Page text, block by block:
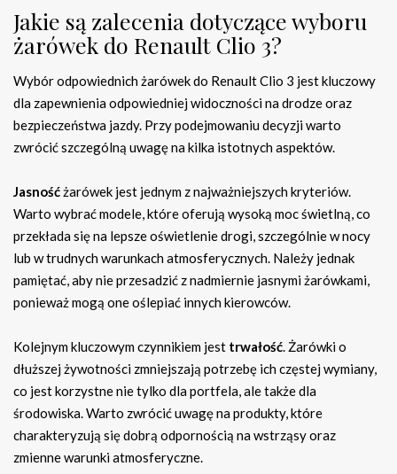
Jakie są zalecenia dotyczące wyboru
żarówek do Renault Clio 3?
Wybór odpowiednich żarówek do Renault Clio 3 jest kluczowy
dla zapewnienia odpowiedniej widoczności na drodze oraz
bezpieczeństwa jazdy. Przy podejmowaniu decyzji warto
zwrócić szczególną uwagę na kilka istotnych aspektów.
Jasnośćżarówek jest jednym z najważniejszych kryteriów.
Warto wybrać modele, które oferują wysoką moc świetlną, co
przekłada się na lepsze oświetlenie drogi, szczególnie w nocy
lub w trudnych warunkach atmosferycznych. Należy jednak
pamiętać, aby nie przesadzić z nadmiernie jasnymi żarówkami,
ponieważ mogą one oślepiać innych kierowców.
Kolejnym kluczowym czynnikiem jest trwałość. Żarówki o
dłuższej żywotności zmniejszają potrzebę ich częstej wymiany,
co jest korzystne nie tylko dla portfela, ale także dla
środowiska. Warto zwrócić uwagę na produkty, które
charakteryzują się dobrą odpornością na wstrząsy oraz
zmienne warunki atmosferyczne.